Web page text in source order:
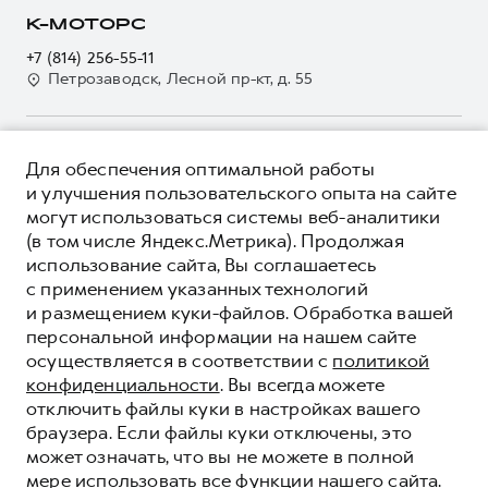
Для малого бизнеса
Система управления автопарком
Сервис для корпоративных клиентов
HAVAL Лизинг
Автомобильные аксессуары
Коллекция PRO
Коллекция Базовая
Коллекция Детская
Электронный ПТС
GWM Безопасность
Мобильное приложение GWM
Программа «HAVAL Защита+»
Руководства по эксплуатации
Подписки
Автомобильные аксессуары
Коллекция PRO
Коллекция Базовая
Коллекция Детская
О дилере
Наша команда
Контакты
К-МОТОРС
+7 (814) 256-55-11
Петрозаводск, Лесной пр-кт, д. 55
ЦЕНЫ И ВЫГОДЫ
ЮРИДИЧЕСКАЯ ИНФОРМАЦИЯ
Вся представленная на сайте информация, касающаяся
автомобилей и сервисного обслуживания, носит
информационный характер и не является публичной офертой.
Все цены, указанные на данном сайте, носят информационный
характер и являются максимально рекомендуемыми
розничными ценами по расчетам дистрибьютора (ООО «Грейт
Волл Мотор Рус»). Для получения подробной информации
просьба обращаться к ближайшему официальному дилеру ООО
«Грейт Волл Мотор Рус» либо по телефону Горячей линии 8 (800)
511-59-86, либо на сайте. Опубликованная на данном сайте
информация может быть изменена в любое время без
****На некоторых автомобилях HAVAL может отсутствовать
система / устройство вызова экстренных оперативных служб
(блок ЭРА-ГЛОНАСС).
Показать все
© 2026 ООО «Грейт Волл Мотор Рус»
© 2026 ООО «КМ-Альянс»
Политика конфиденциальности
Для обеспечения оптимальной работы
и улучшения пользовательского опыта на сайте
могут использоваться системы веб-аналитики
(в том числе Яндекс.Метрика). Продолжая
использование сайта, Вы соглашаетесь
с применением указанных технологий
и размещением куки-файлов. Обработка вашей
персональной информации на нашем сайте
осуществляется в соответствии с политикой
конфиденциальности. Вы всегда можете
отключить файлы куки в настройках вашего
браузера. Если файлы куки отключены, это
может означать, что вы не можете в полной
мере использовать все функции нашего сайта.